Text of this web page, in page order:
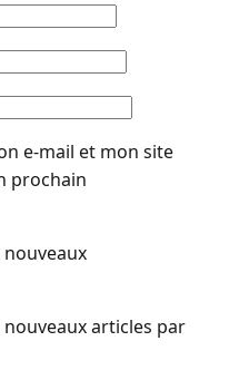
e-mail et mon site
prochain
articles par